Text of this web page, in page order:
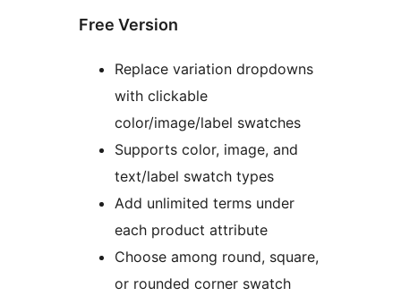
Free Version
Replace variation dropdowns
with clickable
color/image/label swatches
Supports color, image, and
text/label swatch types
Add unlimited terms under
each product attribute
Choose among round, square,
or rounded corner swatch